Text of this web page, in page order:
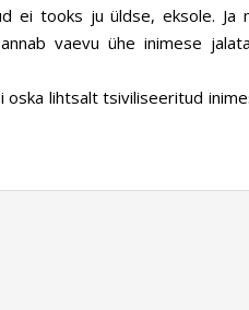
ei tooks ju üldse, eksole. Ja
vaevu ühe inimese
oska lihtsalt tsiviliseeritud